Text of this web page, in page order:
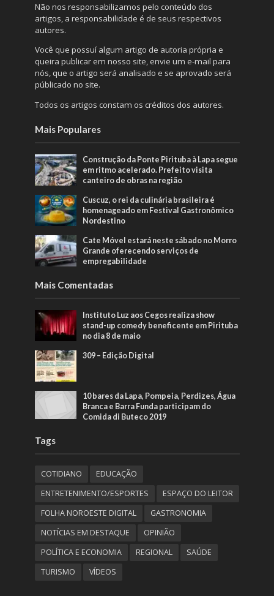
Não nos responsabilizamos pelo conteúdo dos
artigos, a responsabilidade é de seus respectivos
autores.
Você que possuí algum artigo de autoria própria e
queira publicar em nosso site, envie um e-mail para
nós, que o artigo será analisado e se aprovado será
públicado no site.
Todos os artigos constam os créditos dos autores.
Mais Populares
Construção da Ponte Pirituba à Lapa segue
em ritmo acelerado. Prefeito visita
canteiro de obras na região
Cuscuz, o rei da culinária brasileira é
homenageado em Festival Gastronômico
Nordestino
Cate Móvel estará neste sábado no Morro
Grande oferecendo serviços de
empregabilidade
Mais Comentadas
Instituto Luz aos Cegos realiza show
stand-up comedy beneficente em Pirituba
no dia 8 de maio
309 – Edição Digital
10 bares da Lapa, Pompeia, Perdizes, Água
Branca e Barra Funda participam do
Comida di Buteco 2019
Tags
COTIDIANO
EDUCAÇÃO
ENTRETENIMENTO/ESPORTES
ESPAÇO DO LEITOR
FOLHA NOROESTE DIGITAL
GASTRONOMIA
NOTÍCIAS EM DESTAQUE
OPINIÃO
POLÍTICA E ECONOMIA
REGIONAL
SAÚDE
TURISMO
VÍDEOS